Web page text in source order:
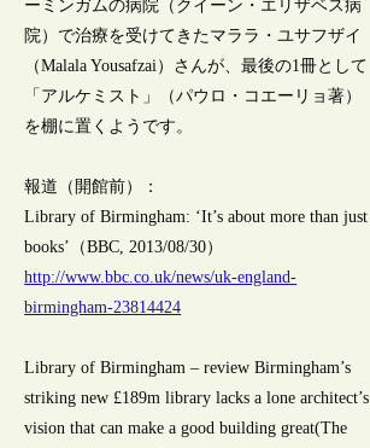
ーミンガムの病院（クイーン・エリザベス病
院）で治療を受けてきたマララ・ユサフザイ
（Malala Yousafzai）さんが、最後の1冊として
「アルケミスト」（パウロ・コエーリョ著）
を棚に置くようです。
報道（開館前）：
Library of Birmingham: ‘It’s about more than just
books’（BBC, 2013/08/30）
http://www.bbc.co.uk/news/uk-england-
birmingham-23814424
Library of Birmingham – review Birmingham’s
striking new £189m library lacks a lone architect’s
vision that can make a good building great(The